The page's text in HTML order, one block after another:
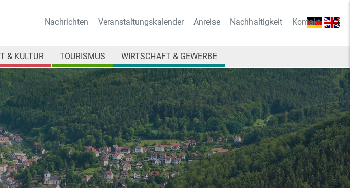
Nachrichten Veranstaltungskalender Anreise Nachhaltigkeit Kontakt
& KULTUR TOURISMUS WIRTSCHAFT & GEWERBE